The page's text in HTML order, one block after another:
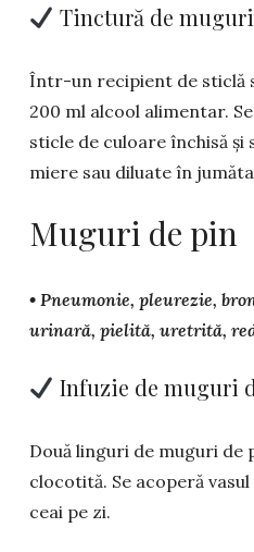
Tinctură
Într-un recipient de sticlă
200 ml alcool alimentar.
sticle de cu­loare închisă și
miere sau diluate în
Muguri de pin
• Pneumonie, pleurezie,
urinară, pielită, uretrită,
Infuzie de muguri
Două linguri de muguri de
clo­co­ti­tă. Se acoperă
ceai pe zi.